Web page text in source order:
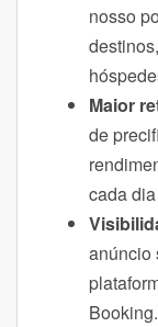
nosso
Maior
de
cada
anúncio